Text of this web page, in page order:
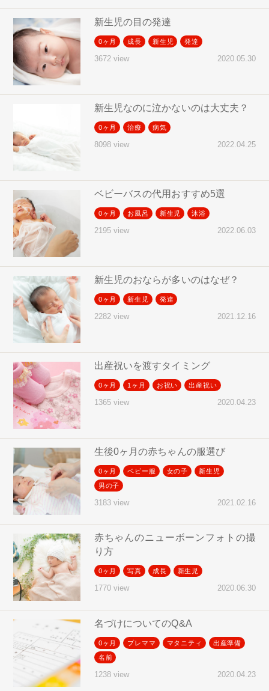
新生児の目の発達
0ヶ月 成長 新生児 発達
3672 view 2020.05.30
新生児なのに泣かないのは大丈夫？
0ヶ月 治療 病気
8098 view 2022.04.25
ベビーバスの代用おすすめ5選
0ヶ月 お風呂 新生児 沐浴
2195 view 2022.06.03
新生児のおならが多いのはなぜ？
0ヶ月 新生児 発達
2282 view 2021.12.16
出産祝いを渡すタイミング
0ヶ月 1ヶ月 お祝い 出産祝い
1365 view 2020.04.23
生後0ヶ月の赤ちゃんの服選び
0ヶ月 ベビー服 女の子
新生児
男の子
3183 view 2021.02.16
赤ちゃんのニューボーンフォトの撮
り方
0ヶ月 写真 成長 新生児
1770 view 2020.06.30
名づけについてのQ&A
0ヶ月 プレママ マタニティ
出産準備
名前
1238 view 2020.04.23